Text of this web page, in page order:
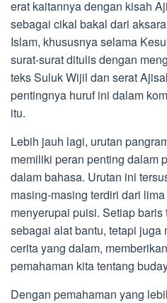
erat kaitannya dengan kisah
sebagai cikal bakal dari
Islam, khususnya selama
surat-surat ditulis dengan
teks Suluk Wijil dan serat
pentingnya huruf ini dalam
itu.
Lebih jauh lagi, urutan
memiliki peran penting dalam
dalam bahasa. Urutan ini
masing-masing terdiri dari
menyerupai puisi. Setiap
sebagai alat bantu, tetapi juga
cerita yang dalam,
pemahaman kita tentang
Dengan pemahaman yang